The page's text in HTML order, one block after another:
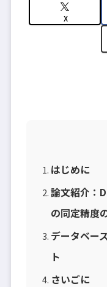
X
はじめに
論文紹介：
の同定精度
データベー
ト
さいごに